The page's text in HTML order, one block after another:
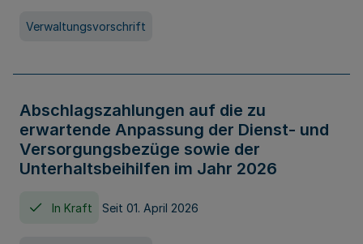
Verwaltungsvorschrift
Abschlagszahlungen auf die zu
erwartende Anpassung der Dienst- und
Versorgungsbezüge sowie der
Unterhaltsbeihilfen im Jahr 2026
In Kraft Seit 01. April 2026